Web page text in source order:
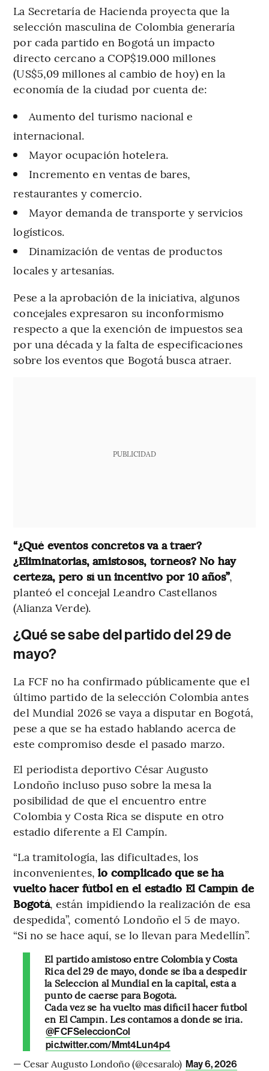
La Secretaría de Hacienda proyecta que la
selección masculina de Colombia generaría
por cada partido en Bogotá un impacto
directo cercano a COP$19.000 millones
(US$5,09 millones al cambio de hoy) en la
economía de la ciudad por cuenta de:
Aumento del turismo nacional e
internacional.
Mayor ocupación hotelera.
Incremento en ventas de bares,
restaurantes y comercio.
Mayor demanda de transporte y servicios
logísticos.
Dinamización de ventas de productos
locales y artesanías.
Pese a la aprobación de la iniciativa, algunos
concejales expresaron su inconformismo
respecto a que la exención de impuestos sea
por una década y la falta de especificaciones
sobre los eventos que Bogotá busca atraer.
PUBLICIDAD
“¿Qué eventos concretos va a traer?
¿Eliminatorias, amistosos, torneos? No hay
certeza, pero sí un incentivo por 10 años”,
planteó el concejal Leandro Castellanos
(Alianza Verde).
¿Qué se sabe del partido del 29 de
mayo?
La FCF no ha confirmado públicamente que el
último partido de la selección Colombia antes
del Mundial 2026 se vaya a disputar en Bogotá,
pese a que se ha estado hablando acerca de
este compromiso desde el pasado marzo.
El periodista deportivo César Augusto
Londoño incluso puso sobre la mesa la
posibilidad de que el encuentro entre
Colombia y Costa Rica se dispute en otro
estadio diferente a El Campín.
“La tramitología, las dificultades, los
inconvenientes, lo complicado que se ha
vuelto hacer fútbol en el estadio El Campín de
Bogotá, están impidiendo la realización de esa
despedida”, comentó Londoño el 5 de mayo.
“Si no se hace aquí, se lo llevan para Medellín”.
El partido amistoso entre Colombia y Costa
Rica del 29 de mayo, donde se iba a despedir
la Selección al Mundial en la capital, está a
punto de caerse para Bogotá.
Cada vez se ha vuelto más difícil hacer fútbol
en El Campín. Les contamos a dónde se iría.
@FCFSeleccionCol
pic.twitter.com/Mmt4Lun4p4
— Cesar Augusto Londoño (@cesaralo) May 6, 2026